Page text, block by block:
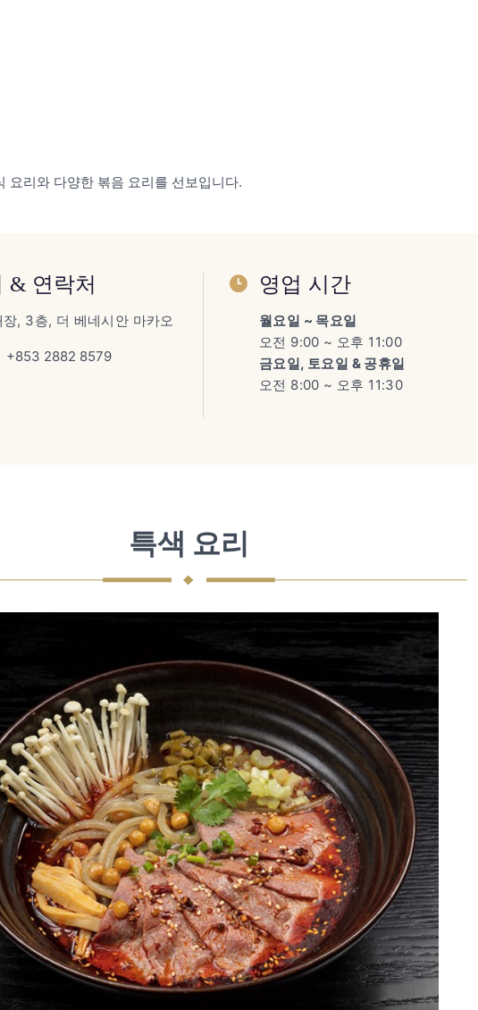
요리와 다양한 볶음 요리를 선보입니다.
& 연락처
, 3층, 더 베네시안 마카오
+853 2882 8579
영업 시간
월요일 ~ 목요일
오전 9:00 ~ 오후 11:00
금요일, 토요일 & 공휴일
오전 8:00 ~ 오후 11:30
특색 요리